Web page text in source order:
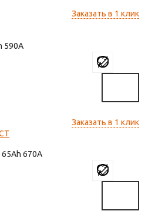
Заказать в 1 клик
590
Заказать в 1 клик
65 670